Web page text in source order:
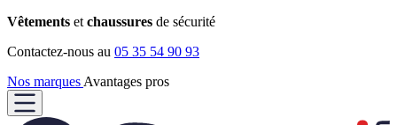
Vêtements et chaussures de sécurité
Contactez-nous au 05 35 54 90 93
Nos marques Avantages pros